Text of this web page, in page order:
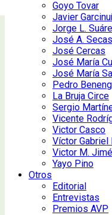
Goyo Tovar
Javier
Jorge L.
José A. Secas
José Cercas
José María
José María
Pedro
La Bruja Circe
Sergio
Vicente
Victor Casco
Víctor Gabriel
Victor M.
Yayo Pino
Otros
Editorial
Entrevistas
Premios AVP